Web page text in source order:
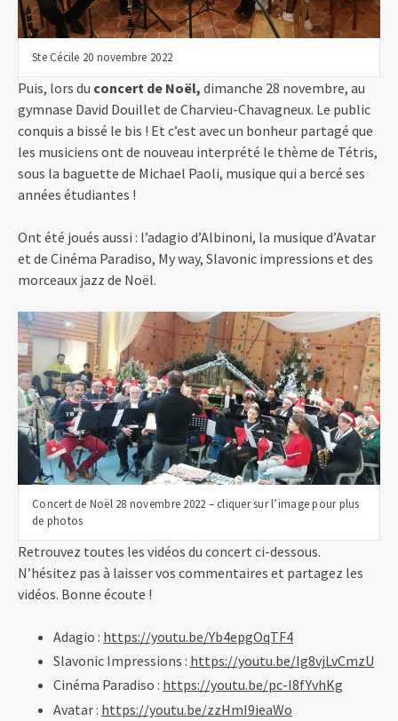
Ste Cécile 20 novembre 2022
Puis, lors du concert de Noël, dimanche 28 novembre, au
gymnase David Douillet de Charvieu-Chavagneux. Le public
conquis a bissé le bis ! Et c’est avec un bonheur partagé que
les musiciens ont de nouveau interprété le thème de Tétris,
sous la baguette de Michael Paoli, musique qui a bercé ses
années étudiantes !
Ont été joués aussi : l’adagio d’Albinoni, la musique d’Avatar
et de Cinéma Paradiso, My way, Slavonic impressions et des
morceaux jazz de Noël.
Concert de Noël 28 novembre 2022 – cliquer sur l’image pour plus
de photos
Retrouvez toutes les vidéos du concert ci-dessous.
N’hésitez pas à laisser vos commentaires et partagez les
vidéos. Bonne écoute !
Adagio : https://youtu.be/Yb4epgOqTF4
Slavonic Impressions : https://youtu.be/Ig8vjLvCmzU
Cinéma Paradiso : https://youtu.be/pc-I8fYvhKg
Avatar : https://youtu.be/zzHmI9ieaWo